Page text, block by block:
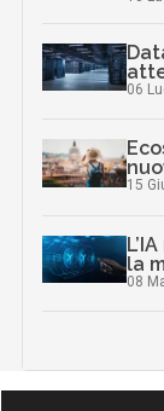
06
15
la
08